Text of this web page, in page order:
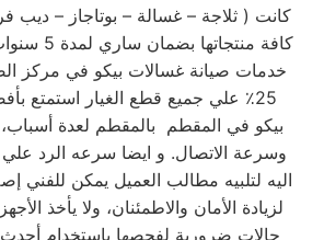
كانت ( ثلاجة – غسالة – بوتاجاز – ديب
كافة
خدمات صيانة غسالات بيكو في مركز
25٪ علي جميع قطع الغيار استمتع
بيكو في المقطم بالمقطم لعدة أسباب،
وسرعة الاتصال. و ايضا سرعه الرد
اليه لتلبيه مطالب العميل يمكن للفني
لزيادة الأمان والاطمئنان، ولا يأخذ
حالات ضرورية لفحصها باستخدام